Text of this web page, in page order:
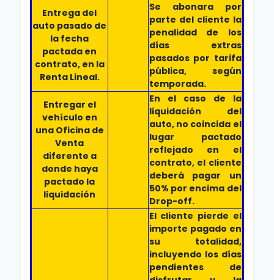
Entrega del
auto pasado de
la fecha
pactada en
contrato, en la
Renta Lineal.
Se abonara por
parte del cliente la
penalidad de los
días extras
pasados por tarifa
pública, según
temporada.
Entregar el
vehículo en
una Oficina de
Venta
diferente a
donde haya
pactado la
liquidación
En el caso de la
liquidación del
auto, no coincida el
lugar pactado
reflejado en el
contrato, el cliente
deberá pagar un
50% por encima del
Drop-off.
El cliente pierde el
importe pagado en
su totalidad,
incluyendo los días
pendientes de